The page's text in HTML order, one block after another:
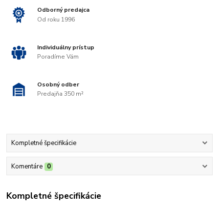
Odborný predajca
Od roku 1996
Individuálny prístup
Poradíme Vám
Osobný odber
Predajňa 350 m²
Kompletné špecifikácie
Komentáre 0
Kompletné špecifikácie